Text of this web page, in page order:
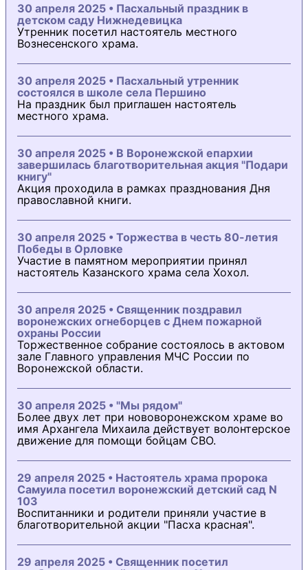
30 апреля 2025 • Пасхальный праздник в
детском саду Нижнедевицка
Утренник посетил настоятель местного
Вознесенского храма.
30 апреля 2025 • Пасхальный утренник
состоялся в школе села Першино
На праздник был приглашен настоятель
местного храма.
30 апреля 2025 • В Воронежской епархии
завершилась благотворительная акция "Подари
книгу"
Акция проходила в рамках празднования Дня
православной книги.
30 апреля 2025 • Торжества в честь 80-летия
Победы в Орловке
Участие в памятном мероприятии принял
настоятель Казанского храма села Хохол.
30 апреля 2025 • Священник поздравил
воронежских огнеборцев с Днем пожарной
охраны России
Торжественное собрание состоялось в актовом
зале Главного управления МЧС России по
Воронежской области.
30 апреля 2025 • "Мы рядом"
Более двух лет при нововоронежском храме во
имя Архангела Михаила действует волонтерское
движение для помощи бойцам СВО.
29 апреля 2025 • Настоятель храма пророка
Самуила посетил воронежский детский сад N
103
Воспитанники и родители приняли участие в
благотворительной акции "Пасха красная".
29 апреля 2025 • Священник посетил